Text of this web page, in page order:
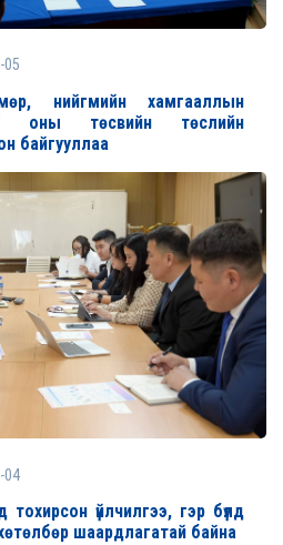
05
нийгмийн хамгааллын
оны төсвийн төслийн
байгууллаа
04
тохирсон үйлчилгээ, гэр бүлд
хөтөлбөр шаардлагатай байна